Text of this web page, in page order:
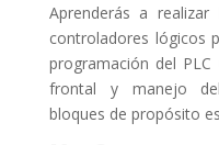
Aprenderás a
controladores lógicos
programación del
frontal y manejo
bloques de propósito